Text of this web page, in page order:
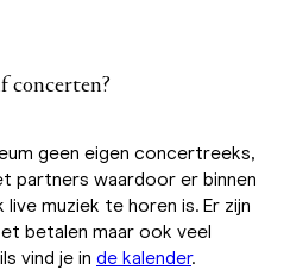
concerten?
geen eigen concertreeks,
partners waardoor er binnen
muziek te horen is. Er zijn
betalen maar ook veel
vind je in de kalender.